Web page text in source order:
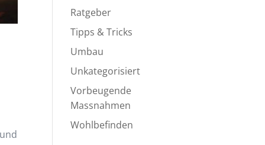
Ratgeber
Tipps & Tricks
Umbau
Unkategorisiert
Vorbeugende
Massnahmen
Wohlbefinden